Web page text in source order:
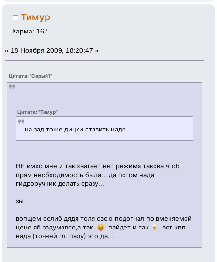
Тимур
Карма: 167
« 18 Ноября 2009, 18:20:47 »
Цитата: "Серый1"
Цитата: "Тимур"
на зад тоже дицки ставить надо....
НЕ имхо мне и так хватает нет режима такова чтоб
прям необходимость была... да потом нада
гидроручник делать сразу...
зы
вопщем еслиб дядя толя свою подогнал по вменяемой
цене яб задумалсо,а так 😝 пайдет и так 🍺 вот кпп
нада (точней гл. пару) это да...